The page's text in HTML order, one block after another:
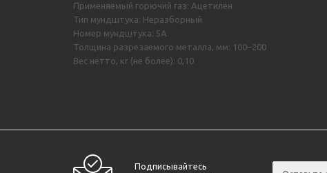
Применяемый горючий газ: Ацетилен
Тип мундштука: Неразборный
Номер мундштука: 5А
Толщина разрезаемого металла, мм: 100–200
Вес нетто, кг (не более): 0,10
Подписывайтесь